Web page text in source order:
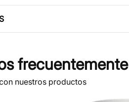
frecuentemente
nuestros productos